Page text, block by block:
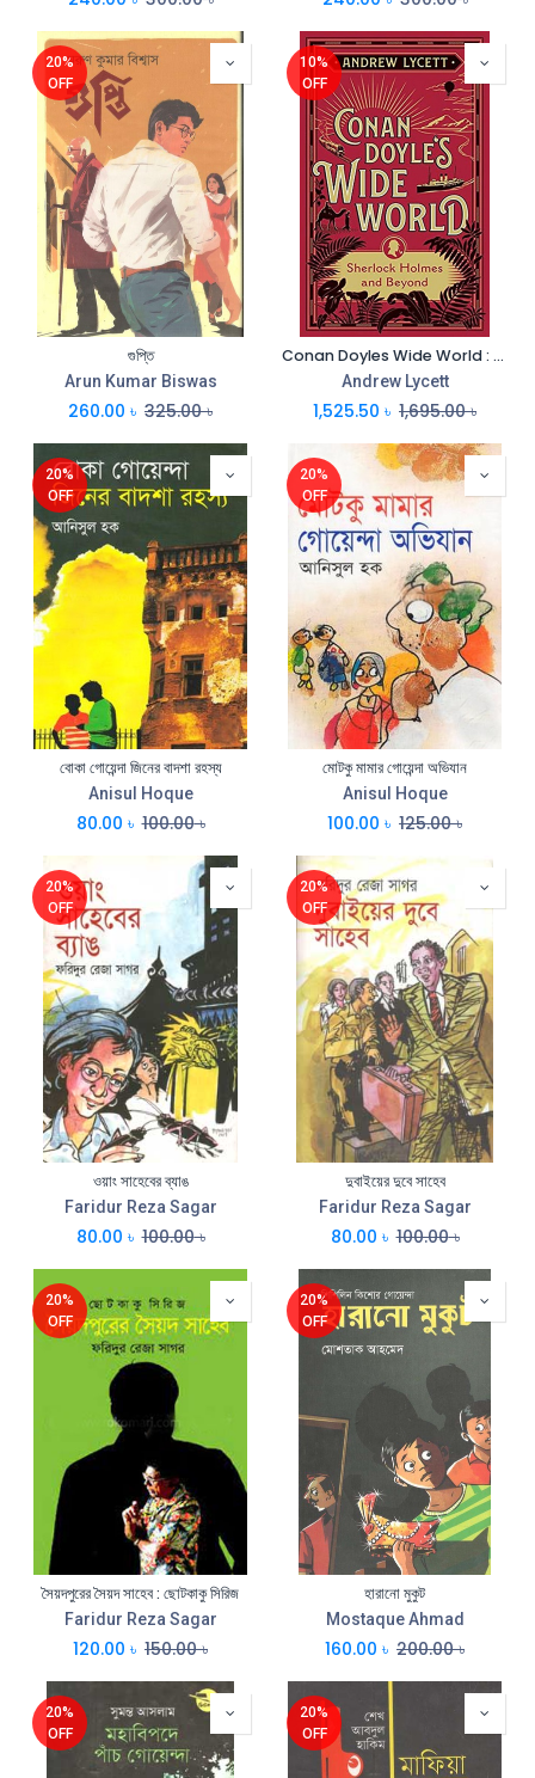
20%
OFF
গুপ্তি
Arun Kumar Biswas
260.00 ৳ 325.00৳
10%
OFF
Conan Doyles Wide World : Sherlock Holmes and Beyond
Andrew Lycett
1,525.50 ৳ 1,695.00৳
20%
OFF
বোকা গোয়েন্দা জিনের বাদশা রহস্য
Anisul Hoque
80.00 ৳ 100.00৳
20%
OFF
মোটকু মামার গোয়েন্দা অভিযান
Anisul Hoque
100.00 ৳ 125.00৳
20%
OFF
ওয়াং সাহেবের ব্যাঙ
Faridur Reza Sagar
80.00 ৳ 100.00৳
20%
OFF
দুবাইয়ের দুবে সাহেব
Faridur Reza Sagar
80.00 ৳ 100.00৳
20%
OFF
সৈয়দপুরের সৈয়দ সাহেব : ছোটকাকু সিরিজ
Faridur Reza Sagar
120.00 ৳ 150.00৳
20%
OFF
হারানো মুকুট
Mostaque Ahmad
160.00 ৳ 200.00৳
20%
OFF
20%
OFF